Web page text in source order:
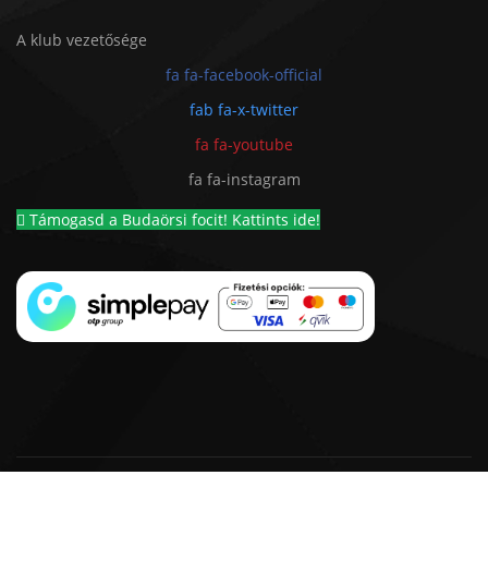
A klub vezetősége
fa fa-facebook-official
fab fa-x-twitter
fa fa-youtube
fa fa-instagram
Támogasd a Budaörsi focit! Kattints ide!